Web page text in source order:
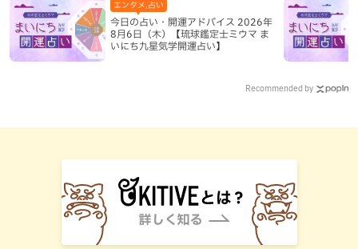
今日の占い・開運アドバイス 2026年
8月6日（木）【琉球鑑定士ミウマ ま
いにち九星気学開運占い】
エンタメ,占い
Recommended by